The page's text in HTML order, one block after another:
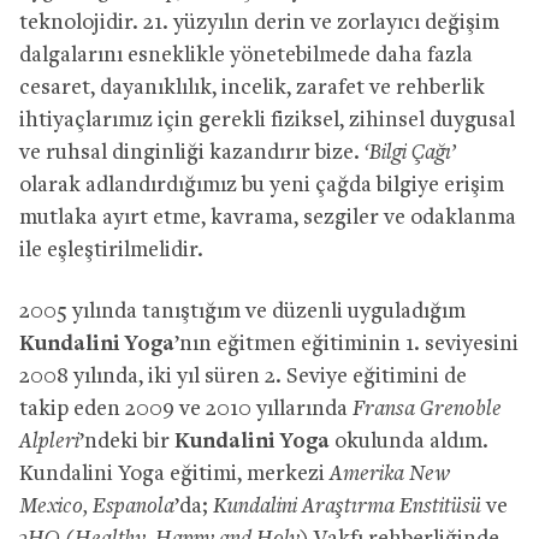
teknolojidir. 21. yüzyılın derin ve zorlayıcı değişim
dalgalarını esneklikle yönetebilmede daha fazla
cesaret, dayanıklılık, incelik, zarafet ve rehberlik
ihtiyaçlarımız için gerekli fiziksel, zihinsel duygusal
ve ruhsal dinginliği kazandırır bize. ‘Bilgi Çağı’
olarak adlandırdığımız bu yeni çağda bilgiye erişim
mutlaka ayırt etme, kavrama, sezgiler ve odaklanma
ile eşleştirilmelidir.
2005 yılında tanıştığım ve düzenli uyguladığım
Kundalini Yoga’nın eğitmen eğitiminin 1. seviyesini
2008 yılında, iki yıl süren 2. Seviye eğitimini de
takip eden 2009 ve 2010 yıllarında Fransa Grenoble
Alpleri’ndeki bir Kundalini Yoga okulunda aldım.
Kundalini Yoga eğitimi, merkeziAmerika New
Mexico, Espanola’da; Kundalini Araştırma Enstitüsüve